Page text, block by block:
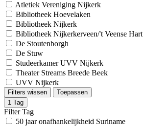
Atletiek Vereniging Nijkerk
Bibliotheek Hoevelaken
Bibliotheek Nijkerk
Bibliotheek Nijkerkerveen/'t Veense Hart
De Stoutenborgh
De Stuw
Studeerkamer UVV Nijkerk
Theater Streams Breede Beek
UVV Nijkerk
Filters wissen
Toepassen
1 Tag
Filter Tag
50 jaar onafhankelijkheid Suriname